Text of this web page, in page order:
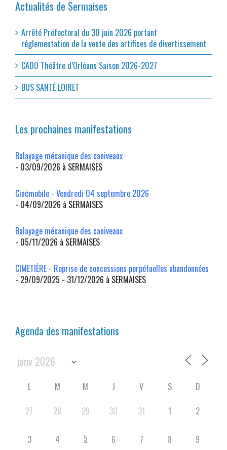
Actualités de Sermaises
Arrêté Préfectoral du 30 juin 2026 portant
réglementation de la vente des artifices de divertissement
CADO Théâtre d’Orléans Saison 2026-2027
BUS SANTÉ LOIRET
Les prochaines manifestations
Balayage mécanique des caniveaux
- 03/09/2026 à SERMAISES
Cinémobile - Vendredi 04 septembre 2026
- 04/09/2026 à SERMAISES
Balayage mécanique des caniveaux
- 05/11/2026 à SERMAISES
CIMETIÈRE - Reprise de concessions perpétuelles abandonnées
- 29/09/2025 - 31/12/2026 à SERMAISES
Agenda des manifestations
L M M J V S
D
27
28 29 30 31 1 2
3 4 5 6 7 8 9